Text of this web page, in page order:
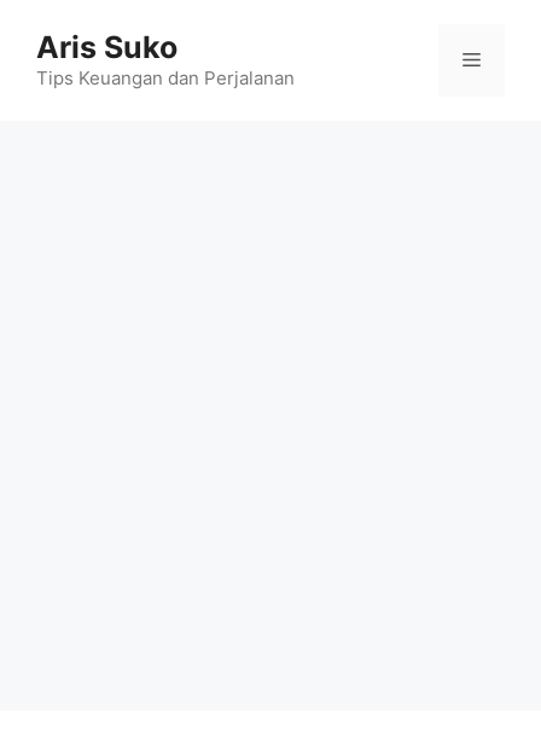
content
Aris Suko
Tips Keuangan dan Perjalanan
Menu